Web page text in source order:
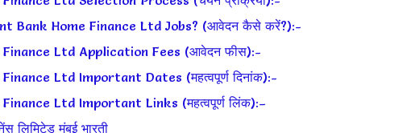
Bank Home Finance Ltd Jobs? (आवेदन कैसे करें?):-
Finance Ltd Application Fees (आवेदन फीस):-
Ltd Important Dates (महत्वपूर्ण दिनांक):-
Ltd Important Links (महत्वपूर्ण लिंक):–
लिमिटेड मुंबई भारती